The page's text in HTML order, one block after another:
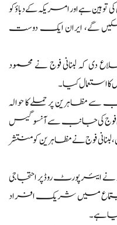
ہے اور امریکہ کے دباؤ کو
گے، ایران ایک دوست
دی کہ لبنانی فوج نے محمود
استعمال کیا۔
سے مظاہرین پر حملے کا حوالہ
فوج کی جانب سے آنسو گیس
فوج نے مظاہرین کو منتشر
ایئرپورٹ روڈ پر احتجاجی
اجتماع میں شریک افراد
ہے۔